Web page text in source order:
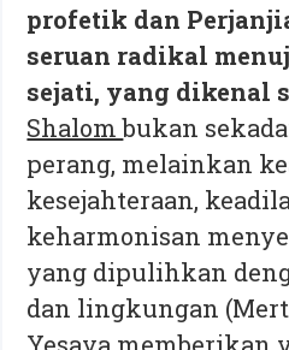
profetik dan
seruan radikal
sejati, yang dikenal
Shalombukan
perang, melainkan
kesejahteraan,
keharmonisan
yang dipulihkan
dan lingkungan
Yesaya memberikan